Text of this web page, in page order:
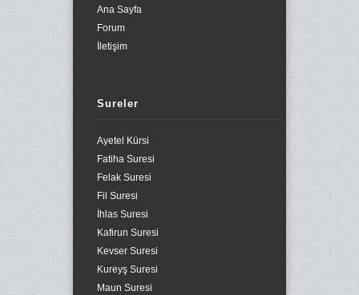
Ana Sayfa
Forum
İletişim
Sureler
Ayetel Kürsi
Fatiha Suresi
Felak Suresi
Fil Suresi
İhlas Suresi
Kafirun Suresi
Kevser Suresi
Kureyş Suresi
Maun Suresi